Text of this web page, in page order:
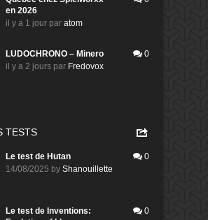
en 2026
il y a 1 jour par atom
LUDOCHRONO – Minero
il y a 2 jours par Fredovox
0
TESTS
Le test de Hutan
14/08/2025 by Shanouillette
0
Le test de Inventions:
0